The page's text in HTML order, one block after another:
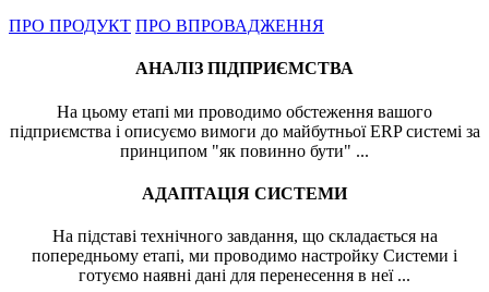
ПРО ПРОДУКТ ПРО ВПРОВАДЖЕННЯ
АНАЛІЗ ПІДПРИЄМСТВА
На цьому етапі ми проводимо обстеження вашого
підприємства і описуємо вимоги до майбутньої ERP системі за
принципом "як повинно бути" ...
АДАПТАЦІЯ СИСТЕМИ
На підставі технічного завдання, що складається на
попередньому етапі, ми проводимо настройку Системи і
готуємо наявні дані для перенесення в неї ...